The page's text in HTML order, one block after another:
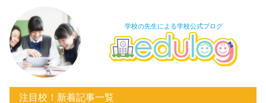
学校の先生による学校公式ブログ
注目校！新着記事一覧